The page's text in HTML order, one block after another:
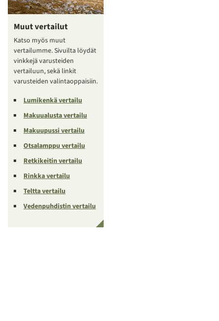
Muut vertailut
Katso myös muut
vertailumme. Sivuilta löydät
vinkkejä varusteiden
vertailuun, sekä linkit
varusteiden valintaoppaisiin.
Lumikenkä vertailu
Makuualusta vertailu
Makuupussi vertailu
Otsalamppu vertailu
Retkikeitin vertailu
Rinkka vertailu
Teltta vertailu
Vedenpuhdistin vertailu